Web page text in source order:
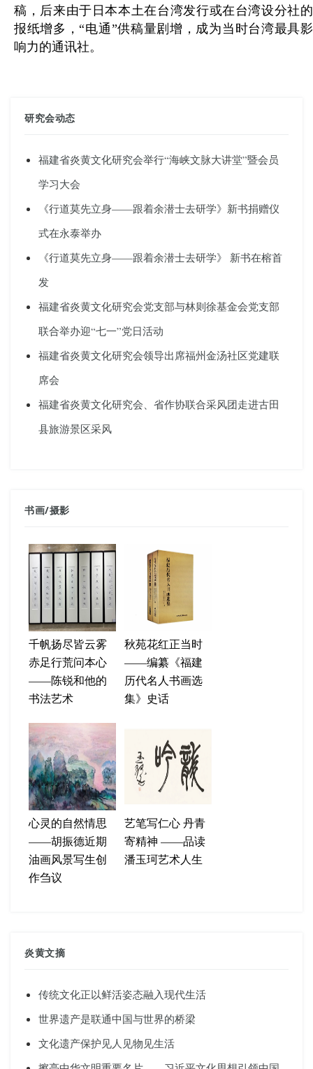
稿，后来由于日本本土在台湾发行或在台湾设分社的
报纸增多，“电通”供稿量剧增，成为当时台湾最具影
响力的通讯社。
研究会动态
福建省炎黄文化研究会举行“海峡文脉大讲堂”暨会员
学习大会
《行道莫先立身——跟着余潜士去研学》新书捐赠仪
式在永泰举办
《行道莫先立身——跟着余潜士去研学》 新书在榕首
发
福建省炎黄文化研究会党支部与林则徐基金会党支部
联合举办迎“七一”党日活动
福建省炎黄文化研究会领导出席福州金汤社区党建联
席会
福建省炎黄文化研究会、省作协联合采风团走进古田
县旅游景区采风
书画/摄影
千帆扬尽皆云雾
赤足行荒问本心
——陈锐和他的
书法艺术
秋苑花红正当时
——编纂《福建
历代名人书画选
集》史话
心灵的自然情思
——胡振德近期
油画风景写生创
作刍议
艺笔写仁心 丹青
寄精神 ——品读
潘玉珂艺术人生
炎黄文摘
传统文化正以鲜活姿态融入现代生活
世界遗产是联通中国与世界的桥梁
文化遗产保护见人见物见生活